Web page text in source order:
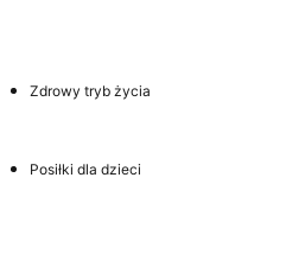
Zdrowy tryb życia
Posiłki dla dzieci